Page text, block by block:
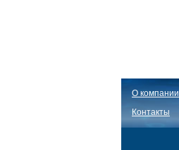
О компании
Контакты